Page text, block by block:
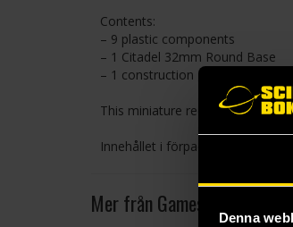
Denna
Contents:
– 9 plastic components
– 1 Citadel 32mm Round Base
– 1 construction guide
This miniature requires assembly
Innehållet i förpackningen kan
Mer från Games Workshop